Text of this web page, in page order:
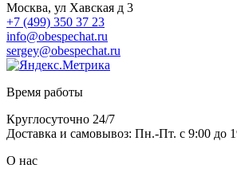
Москва, ул Хавская д 3
+7 (499) 350 37 23
info@obespechat.ru
sergey@obespechat.ru
Время работы
Круглосуточно 24/7
Доставка и самовывоз: Пн.-Пт. с 9:00 до
О нас